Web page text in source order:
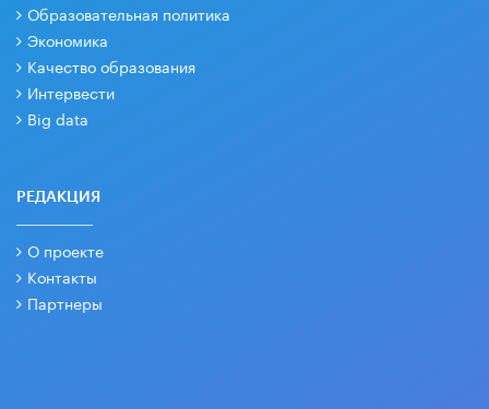
Образовательная политика
Экономика
Качество образования
Интервести
Big data
РЕДАКЦИЯ
О проекте
Контакты
Партнеры